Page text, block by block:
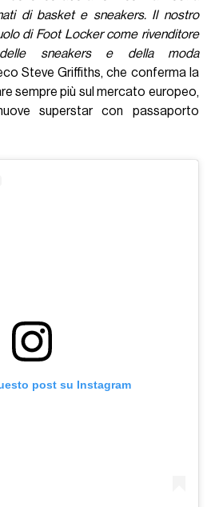
di basket e sneakers. Il nostro
di Foot Locker come rivenditore
sneakers e della moda
Steve Griffiths, che conferma la
sempre più sul mercato europeo,
superstar con passaporto
post su Instagram